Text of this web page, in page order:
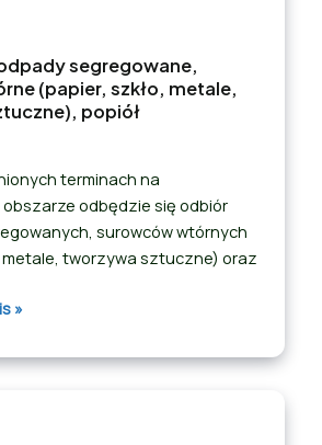
segregowane,
(papier, szkło, metale,
popiół
terminach na
odbędzie się odbiór
surowców wtórnych
metale, tworzywa sztuczne) oraz
»